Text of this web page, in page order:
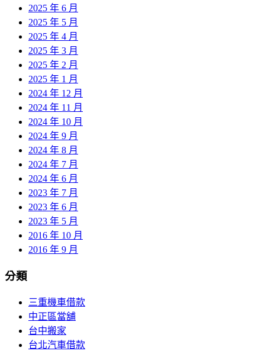
2025 年 6 月
2025 年 5 月
2025 年 4 月
2025 年 3 月
2025 年 2 月
2025 年 1 月
2024 年 12 月
2024 年 11 月
2024 年 10 月
2024 年 9 月
2024 年 8 月
2024 年 7 月
2024 年 6 月
2023 年 7 月
2023 年 6 月
2023 年 5 月
2016 年 10 月
2016 年 9 月
分類
三重機車借款
中正區當舖
台中搬家
台北汽車借款